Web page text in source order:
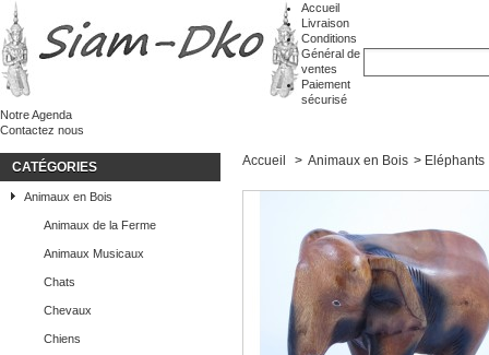
Accueil
Livraison
Conditions
Général de
ventes
Paiement
sécurisé
Notre Agenda
Contactez nous
CATÉGORIES
Animaux en Bois
Animaux de la Ferme
Animaux Musicaux
Chats
Chevaux
Chiens
Accueil > Animaux en Bois > Eléphants